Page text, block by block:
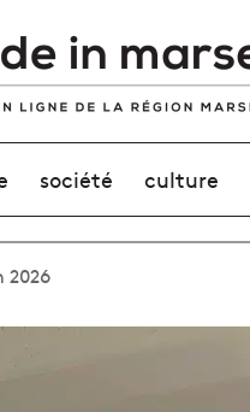
société culture
2026